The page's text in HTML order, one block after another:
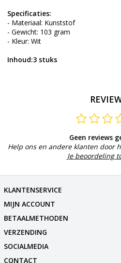
Specificaties:
- Materiaal: Kunststof
- Gewicht: 103 gram
- Kleur: Wit
Inhoud:3 stuks
Geen reviews
Help ons en andere klanten door
Je beoordeling
KLANTENSERVICE
MIJN ACCOUNT
BETAALMETHODEN
VERZENDING
SOCIALMEDIA
CONTACT